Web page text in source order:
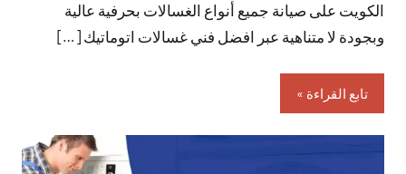
الكويت على صيانة جميع أنواع الغسالات بحرفية عالية
وبجودة لا متناهية عبر افضل فني غسالات اتوماتيك […]
تابع القراءة